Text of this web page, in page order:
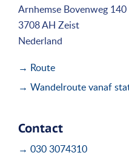
Arnhemse Bovenweg 140
3708 AH Zeist
Nederland
→ Route
→ Wandelroute vanaf
Contact
→ 030 3074310